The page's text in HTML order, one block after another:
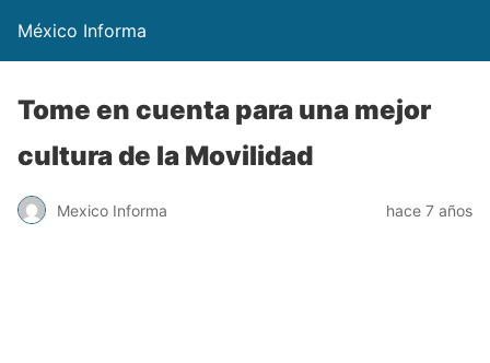
México Informa
Tome en cuenta para una mejor
cultura de la Movilidad
Mexico Informa hace 7 años